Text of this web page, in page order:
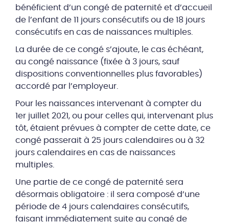
bénéficient d’un congé de paternité et d’accueil
de l’enfant de 11 jours consécutifs ou de 18 jours
consécutifs en cas de naissances multiples.
La durée de ce congé s’ajoute, le cas échéant,
au congé naissance (fixée à 3 jours, sauf
dispositions conventionnelles plus favorables)
accordé par l’employeur.
Pour les naissances intervenant à compter du
1er juillet 2021, ou pour celles qui, intervenant plus
tôt, étaient prévues à compter de cette date, ce
congé passerait à 25 jours calendaires ou à 32
jours calendaires en cas de naissances
multiples.
Une partie de ce congé de paternité sera
désormais obligatoire : il sera composé d’une
période de 4 jours calendaires consécutifs,
faisant immédiatement suite au congé de